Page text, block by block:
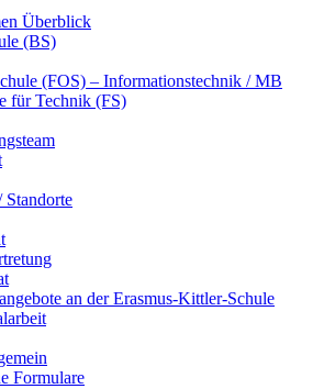
Überblick
(BS)
(FOS) – Informationstechnik / MB
für Technik (FS)
Standorte
an der Erasmus-Kittler-Schule
Formulare